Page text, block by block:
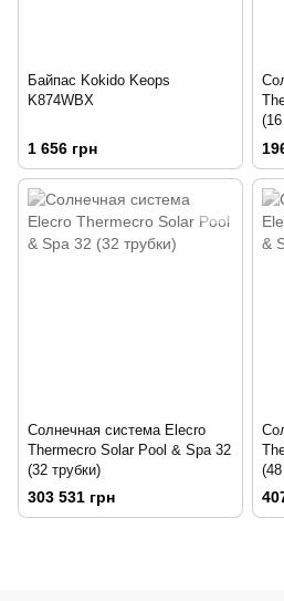
Байпас Kokido Keops
K874WBX
1 656 грн
Солнечная система Elecro
Thermecro Solar Pool & Spa 32
(32 трубки)
303 531 грн